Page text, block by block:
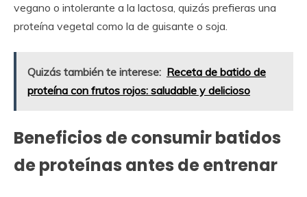
vegano o intolerante a la lactosa, quizás prefieras una
proteína vegetal como la de guisante o soja.
Quizás también te interese: Receta de batido de
proteína con frutos rojos: saludable y delicioso
Beneficios de consumir batidos
de proteínas antes de entrenar